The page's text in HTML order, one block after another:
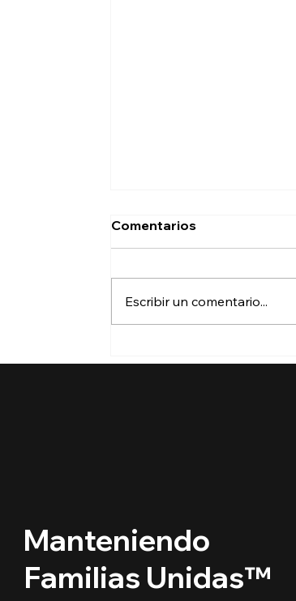
derechos de los niños
Comentarios
Escribir un comentario...
Manteniendo
Familias Unidas™